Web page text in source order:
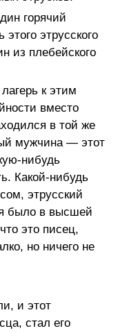
горячий
этрусского
из плебейского
к этим
вместо
в той же
мужчина — этот
нибудь
Какой-нибудь
этрусский
было в высшей
это писец,
но ничего не
и этот
стал его